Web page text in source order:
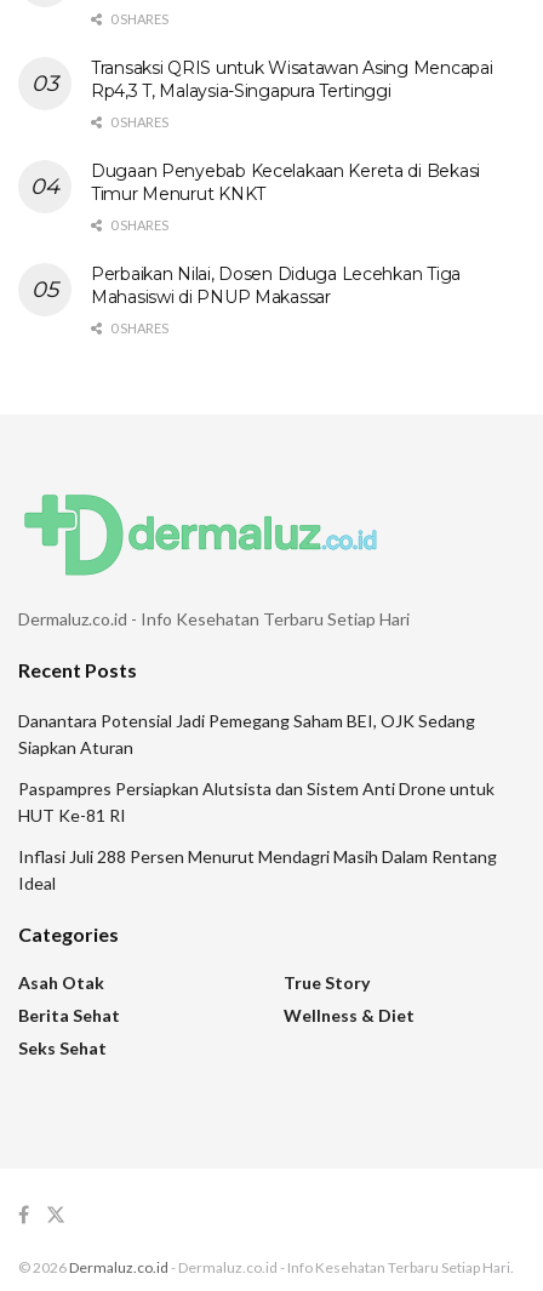
0 SHARES
Transaksi QRIS untuk Wisatawan Asing Mencapai
Rp4,3 T, Malaysia-Singapura Tertinggi
0 SHARES
Dugaan Penyebab Kecelakaan Kereta di Bekasi
Timur Menurut KNKT
0 SHARES
Perbaikan Nilai, Dosen Diduga Lecehkan Tiga
Mahasiswi di PNUP Makassar
0 SHARES
Dermaluz.co.id - Info Kesehatan Terbaru Setiap Hari
Recent Posts
Danantara Potensial Jadi Pemegang Saham BEI, OJK Sedang
Siapkan Aturan
Paspampres Persiapkan Alutsista dan Sistem Anti Drone untuk
HUT Ke-81 RI
Inflasi Juli 288 Persen Menurut Mendagri Masih Dalam Rentang
Ideal
Categories
Asah Otak
Berita Sehat
Seks Sehat
True Story
Wellness & Diet
© 2026 Dermaluz.co.id - Dermaluz.co.id - Info Kesehatan Terbaru Setiap Hari.